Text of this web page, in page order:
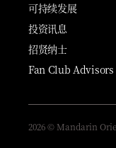
可持续发展
投资讯息
招贤纳士
Fan Club Advisors
2026 © Mandarin